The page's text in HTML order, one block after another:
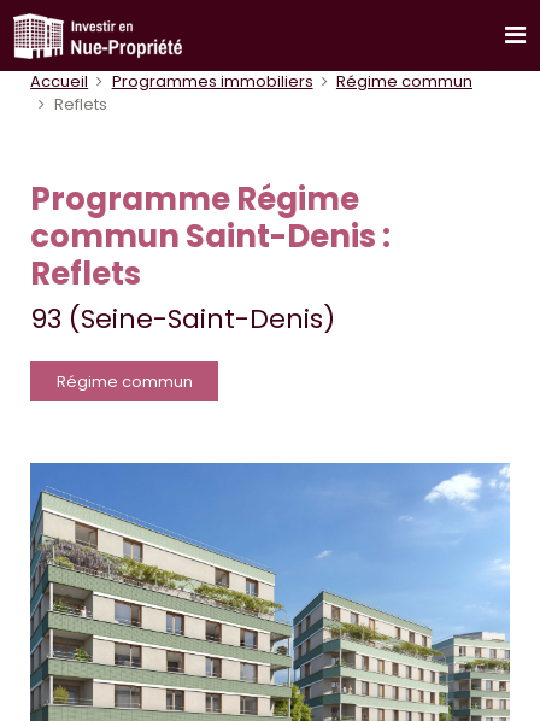
Accueil Programmes immobiliers
Régime commun
Reflets
Programme Régime
commun Saint-Denis :
Reflets
93 (Seine-Saint-Denis)
Régime commun